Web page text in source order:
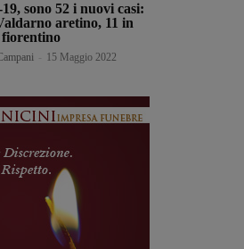
sono 52 i nuovi casi:
aretino, 11 in
15 Maggio 2022